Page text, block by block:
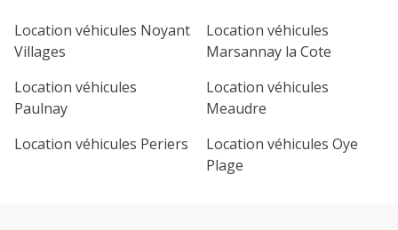
Location véhicules Noyant
Villages
Location véhicules
Marsannay la Cote
Location véhicules
Paulnay
Location véhicules
Meaudre
Location véhicules Periers
Location véhicules Oye
Plage